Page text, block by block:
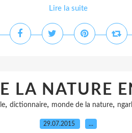
Lire la suite
LA NATURE
, dictionnaire, monde de la nature,
29.07.2015 …